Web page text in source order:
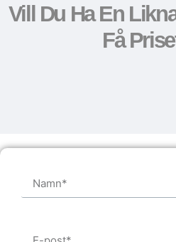
Vill Du Ha En
Få